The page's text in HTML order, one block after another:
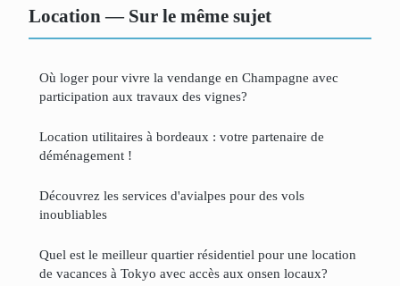
Location — Sur le même sujet
Où loger pour vivre la vendange en Champagne avec
participation aux travaux des vignes?
Location utilitaires à bordeaux : votre partenaire de
déménagement !
Découvrez les services d'avialpes pour des vols
inoubliables
Quel est le meilleur quartier résidentiel pour une location
de vacances à Tokyo avec accès aux onsen locaux?